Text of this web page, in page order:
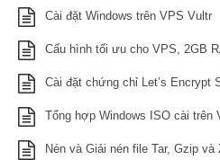
Cài đặt Windows trên VPS Vultr
Cấu hình tối ưu cho VPS, 2GB
Cài đặt chứng chỉ Let’s Encrypt
Tổng hợp Windows ISO cài trên
Nén và Giải nén file Tar, Gzip và